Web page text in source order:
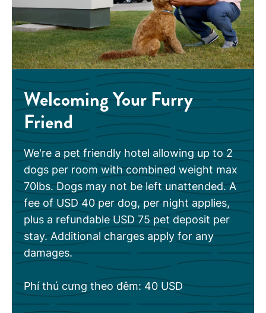
Welcoming Your Furry
Friend
We're a pet friendly hotel allowing up to 2
dogs per room with combined weight max
70lbs. Dogs may not be left unattended. A
fee of USD 40 per dog, per night applies,
plus a refundable USD 75 pet deposit per
stay. Additional charges apply for any
damages.
Phí thú cưng theo đêm: 40 USD